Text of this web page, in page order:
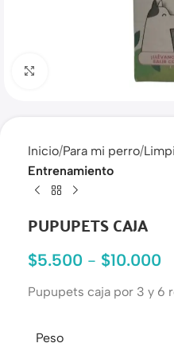
Haga clic para ampliar
Inicio Para mi perro
Entrenamiento
PUPUPETS CAJA
$5.500 - $10.000
Pupupets caja por 3 y 6
Peso